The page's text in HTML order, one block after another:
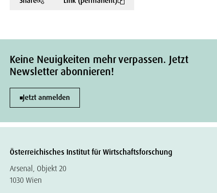
Keine Neuigkeiten mehr verpassen. Jetzt
Newsletter abonnieren!
Jetzt anmelden
Österreichisches Institut für Wirtschaftsforschung
Arsenal, Objekt 20
1030 Wien